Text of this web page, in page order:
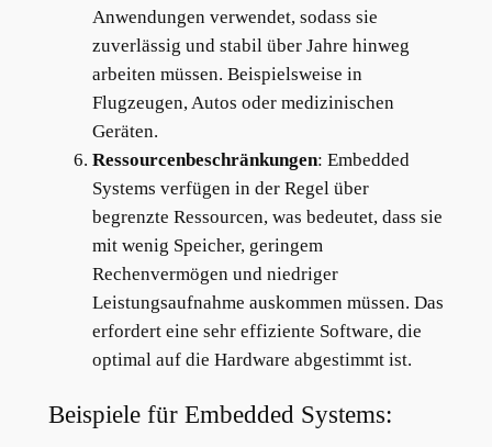
Anwendungen verwendet, sodass sie
zuverlässig und stabil über Jahre hinweg
arbeiten müssen. Beispielsweise in
Flugzeugen, Autos oder medizinischen
Geräten.
Ressourcenbeschränkungen: Embedded
Systems verfügen in der Regel über
begrenzte Ressourcen, was bedeutet, dass sie
mit wenig Speicher, geringem
Rechenvermögen und niedriger
Leistungsaufnahme auskommen müssen. Das
erfordert eine sehr effiziente Software, die
optimal auf die Hardware abgestimmt ist.
Beispiele für Embedded Systems: